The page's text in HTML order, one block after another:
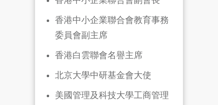
香港中小企業聯合會教育事務
委員會副主席
香港白雲聯會名譽主席
北京大學中研基金會大使
美國管理及科技大學工商管理